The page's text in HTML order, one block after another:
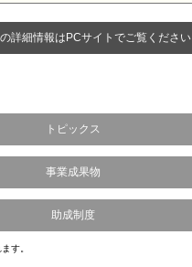
詳細情報はPCサイトでご覧ください
トピックス
事業成果物
助成制度
す。